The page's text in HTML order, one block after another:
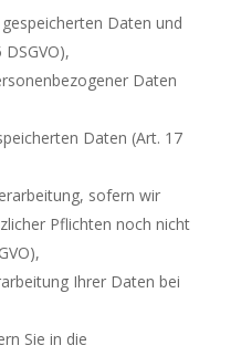
Daten und
Daten
Daten (Art. 17
sofern wir
Pflichten noch nicht
Ihrer Daten bei
Sie in die